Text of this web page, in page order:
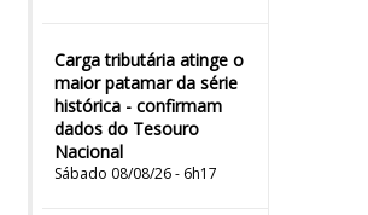
Carga tributária atinge o
maior patamar da série
histórica - confirmam
dados do Tesouro
Nacional
Sábado 08/08/26 - 6h17